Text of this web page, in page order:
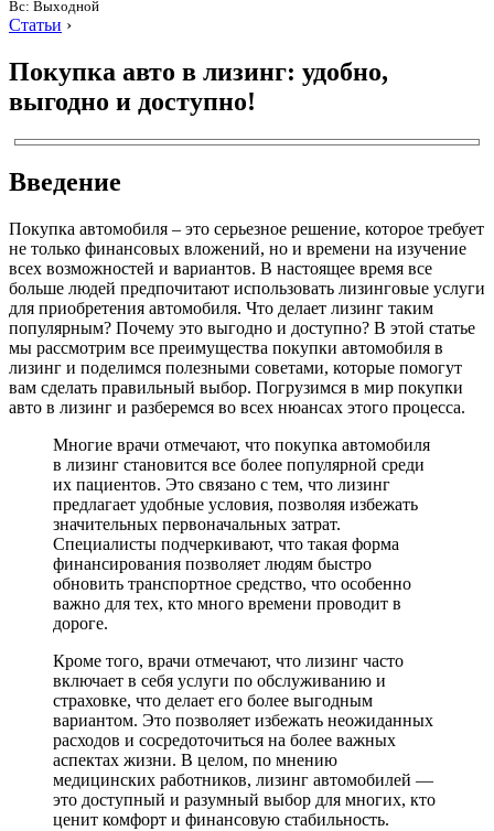
Вс: Выходной
Статьи ›
Покупка авто в лизинг: удобно,
выгодно и доступно!
Введение
Покупка автомобиля – это серьезное решение, которое требует
не только финансовых вложений, но и времени на изучение
всех возможностей и вариантов. В настоящее время все
больше людей предпочитают использовать лизинговые услуги
для приобретения автомобиля. Что делает лизинг таким
популярным? Почему это выгодно и доступно? В этой статье
мы рассмотрим все преимущества покупки автомобиля в
лизинг и поделимся полезными советами, которые помогут
вам сделать правильный выбор. Погрузимся в мир покупки
авто в лизинг и разберемся во всех нюансах этого процесса.
Многие врачи отмечают, что покупка автомобиля
в лизинг становится все более популярной среди
их пациентов. Это связано с тем, что лизинг
предлагает удобные условия, позволяя избежать
значительных первоначальных затрат.
Специалисты подчеркивают, что такая форма
финансирования позволяет людям быстро
обновить транспортное средство, что особенно
важно для тех, кто много времени проводит в
дороге.
Кроме того, врачи отмечают, что лизинг часто
включает в себя услуги по обслуживанию и
страховке, что делает его более выгодным
вариантом. Это позволяет избежать неожиданных
расходов и сосредоточиться на более важных
аспектах жизни. В целом, по мнению
медицинских работников, лизинг автомобилей —
это доступный и разумный выбор для многих, кто
ценит комфорт и финансовую стабильность.